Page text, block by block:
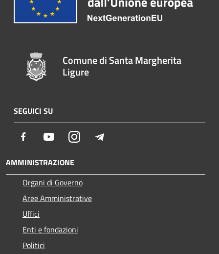
Comune di Santa Margherita
Ligure
SEGUICI SU
Facebook YoutubeInstagram
AMMINISTRAZIONE
Organi di Governo
Aree Amministrative
Uffici
Enti e fondazioni
Politici